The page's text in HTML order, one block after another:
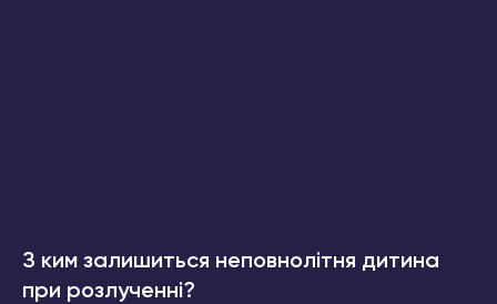
З ким залишиться неповнолітня дитина
при розлученні?